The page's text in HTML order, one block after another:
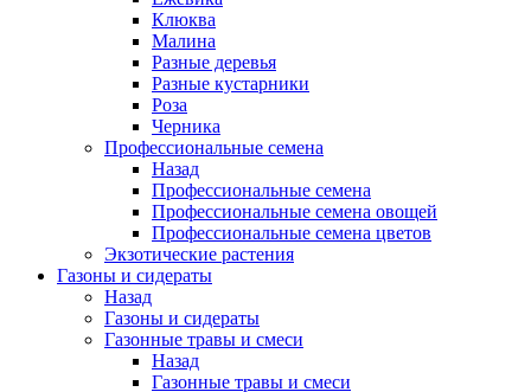
Клюква
Малина
Разные деревья
Разные кустарники
Роза
Черника
Профессиональные семена
Назад
Профессиональные семена
Профессиональные семена овощей
Профессиональные семена цветов
Экзотические растения
Газоны и сидераты
Назад
Газоны и сидераты
Газонные травы и смеси
Назад
Газонные травы и смеси